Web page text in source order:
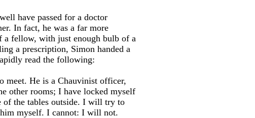
have passed for a doctor
In fact, he was a far more
a fellow, with just enough bulb of a
a prescription, Simon handed a
read the following:
meet. He is a Chauvinist officer,
other rooms; I have locked myself
of the tables outside. I will try to
myself. I cannot: I will not.